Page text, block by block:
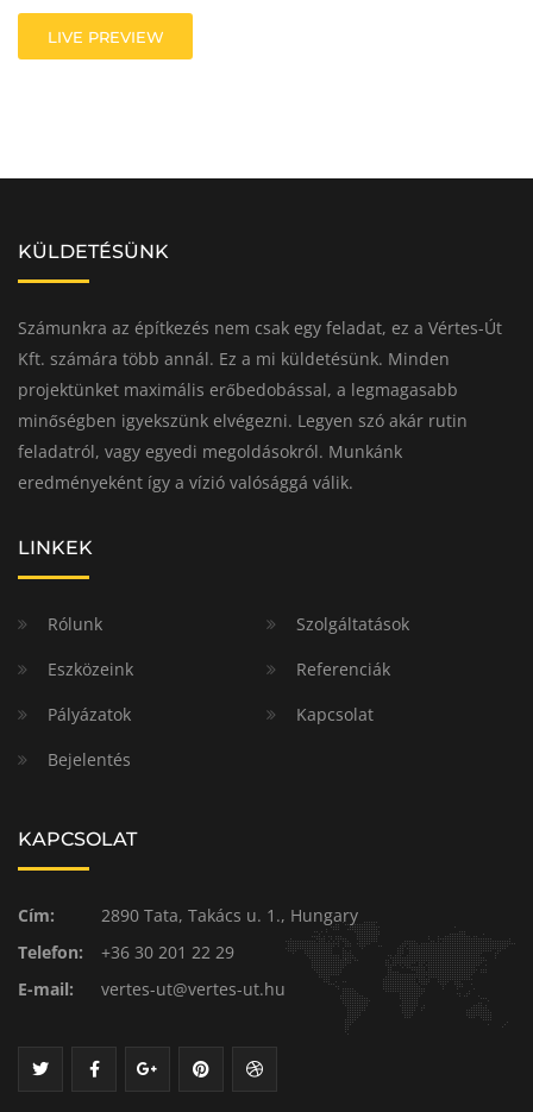
LIVE PREVIEW
KÜLDETÉSÜNK
Számunkra az építkezés nem csak egy feladat, ez a Vértes-Út
Kft. számára több annál. Ez a mi küldetésünk. Minden
projektünket maximális erőbedobással, a legmagasabb
minőségben igyekszünk elvégezni. Legyen szó akár rutin
feladatról, vagy egyedi megoldásokról. Munkánk
eredményeként így a vízió valósággá válik.
LINKEK
Rólunk
Szolgáltatások
Eszközeink
Referenciák
Pályázatok
Kapcsolat
Bejelentés
KAPCSOLAT
Cím:
2890 Tata, Takács u. 1., Hungary
Telefon:
+36 30 201 22 29
E-mail:
vertes-ut@vertes-ut.hu